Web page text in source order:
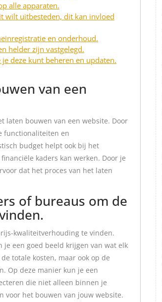
alle apparaten.
wilt uitbesteden, dit kan invloed
en onderhoud.
helder zijn vastgelegd.
deze kunt beheren en updaten.
van een
laten bouwen van een website. Door
functionaliteiten en
budget helpt ook bij het
kaders kan werken. Door je
dat het proces van het laten
of bureaus om de
kwaliteitverhouding te vinden.
een goed beeld krijgen van wat elk
totale kosten, maar ook op de
Op deze manier kun je een
die niet alleen binnen je
voor het bouwen van jouw website.